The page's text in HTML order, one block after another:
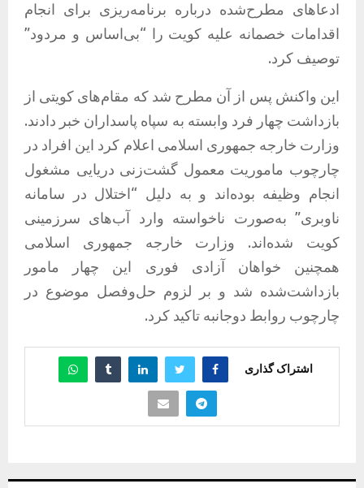
ادعاهای مطرح‌شده درباره برنامه‌ریزی برای انجام
اقدامات خصمانه علیه کویت را “بی‌اساس و مردود”
توصیف کرد.
این واکنش پس از آن مطرح شد که مقام‌های کویتی از
بازداشت چهار فرد وابسته به سپاه پاسداران خبر دادند.
وزارت خارجه جمهوری اسلامی اعلام کرد این افراد در
چارچوب ماموریت معمول گشت‌زنی دریایی مشغول
انجام وظیفه بوده‌اند و به دلیل “اختلال در سامانه
ناوبری” به‌صورت ناخواسته وارد آب‌های سرزمینی
کویت شده‌اند. وزارت خارجه جمهوری اسلامی
همچنین خواهان آزادی فوری این چهار مامور
بازداشت‌شده شد و بر لزوم حل‌وفصل موضوع در
چارچوب روابط دوجانبه تاکید کرد.
اشتراک گذاری